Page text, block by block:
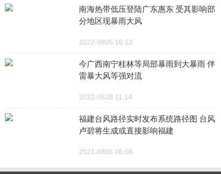
南海热带低压登陆广东惠东 受其影响部
分地区现暴雨大风
2022-0805 16:12
今广西南宁桂林等局部暴雨到大暴雨 伴
雷暴大风等强对流
2022-0528 11:14
福建台风路径实时发布系统路径图 台风
卢碧将生成或直接影响福建
2021-0805 06:08